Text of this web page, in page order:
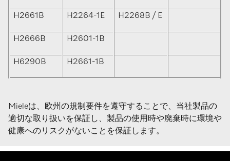
H2661B H2264-1E H2268B / E
H2666B H2601-1B
H6290B H2661-1B
Mieleは、欧州の規制要件を遵守することで、当社製品の
適切な取り扱いを保証し、製品の使用時や廃棄時に環境や
健康へのリスクがないことを保証します。